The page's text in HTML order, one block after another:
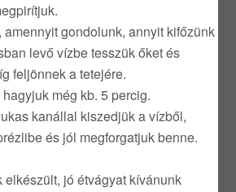
amennyit gondolunk, annyit kifőzünk
levő vízbe tesszük őket és
feljönnek a tetejére.
még kb. 5 percig.
kanállal kiszedjük a vízből,
és jól megforgatjuk benne.
jó étvágyat kívánunk